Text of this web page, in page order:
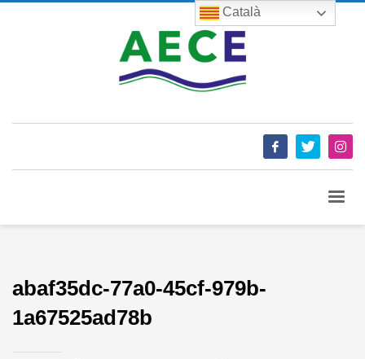
abaf35dc-77a0-45cf-979b-
1a67525ad78b
Català